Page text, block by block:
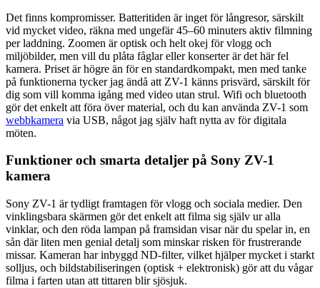
Det finns kompromisser. Batteritiden är inget för långresor, särskilt
vid mycket video, räkna med ungefär 45–60 minuters aktiv filmning
per laddning. Zoomen är optisk och helt okej för vlogg och
miljöbilder, men vill du plåta fåglar eller konserter är det här fel
kamera. Priset är högre än för en standardkompakt, men med tanke
på funktionerna tycker jag ändå att ZV-1 känns prisvärd, särskilt för
dig som vill komma igång med video utan strul. Wifi och bluetooth
gör det enkelt att föra över material, och du kan använda ZV-1 som
webbkamera via USB, något jag själv haft nytta av för digitala
möten.
Funktioner och smarta detaljer på Sony ZV-1
kamera
Sony ZV-1 är tydligt framtagen för vlogg och sociala medier. Den
vinklingsbara skärmen gör det enkelt att filma sig själv ur alla
vinklar, och den röda lampan på framsidan visar när du spelar in, en
sån där liten men genial detalj som minskar risken för frustrerande
missar. Kameran har inbyggd ND-filter, vilket hjälper mycket i starkt
solljus, och bildstabiliseringen (optisk + elektronisk) gör att du vågar
filma i farten utan att tittaren blir sjösjuk.